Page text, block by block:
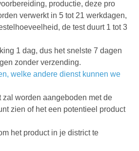
productie, deze pro
verwerkt in 5 tot 21 werkdagen,
de test duurt 1 tot 3
1 dag, dus het snelste 7 dagen
zonder verzending.
welke andere dienst kunnen we
zal worden aangeboden met de
zien of het een potentieel product
het product in je district te